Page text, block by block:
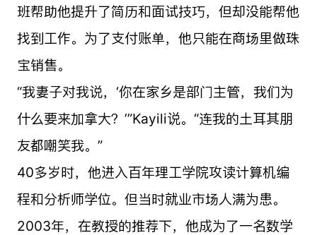
班帮助他提升了简历和面试技巧，但却没能帮他
找到工作。为了支付账单，他只能在商场里做珠
宝销售。
“我妻子对我说，‘你在家乡是部门主管，我们为
什么要来加拿大？’”Kayili说。“连我的土耳其朋
友都嘲笑我。”
40多岁时，他进入百年理工学院攻读计算机编
程和分析师学位。但当时就业市场人满为患。
2003年，在教授的推荐下，他成为了一名数学